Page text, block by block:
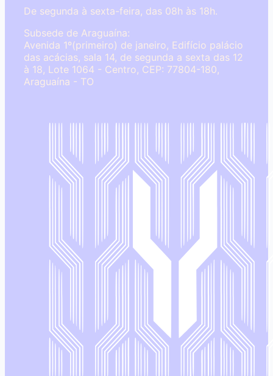
De segunda à sexta-feira, das 08h às 18h.
Subsede de Araguaína:
Avenida 1º(primeiro) de janeiro, Edifício palácio
das acácias, sala 14, de segunda a sexta das 12
à 18, Lote 1064 - Centro, CEP: 77804-180,
Araguaína - TO